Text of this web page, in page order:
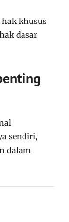
hak khusus
dasar
sendiri,
dalam